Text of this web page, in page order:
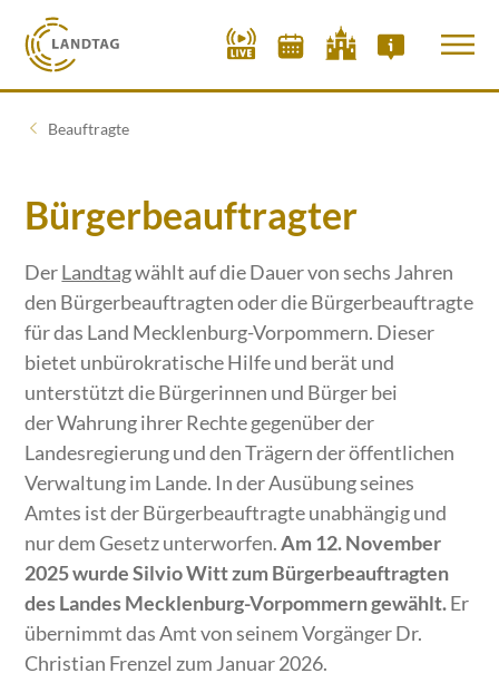
Beauftragte
Bürgerbeauftragter
DerLandtagwählt auf die Dauer von sechs Jahren
den Bürgerbeauftragten oder die Bürgerbeauftragte
für das Land Mecklenburg-Vorpommern. Dieser
bietet unbürokratische Hilfe und berät und
unterstützt die Bürgerinnen und Bürger bei
der Wahrung ihrer Rechte gegenüber der
Landesregierung und den Trägern der öffentlichen
Verwaltung im Lande. In der Ausübung seines
Amtes ist der Bürgerbeauftragte unabhängig und
nur dem Gesetz unterworfen.Am 12. November
2025 wurde Silvio Witt zum Bürgerbeauftragten
des Landes Mecklenburg-Vorpommern gewählt.Er
übernimmt das Amt von seinem Vorgänger Dr.
Christian Frenzel zum Januar 2026.